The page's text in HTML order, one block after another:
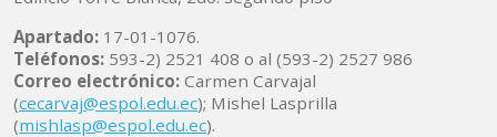
Apartado: 17-01-1076.
Teléfonos: 593-2) 2521 408 o al (593-2) 2527 986
Correo electrónico: Carmen Carvajal
(cecarvaj@espol.edu.ec); Mishel Lasprilla
(mishlasp@espol.edu.ec).